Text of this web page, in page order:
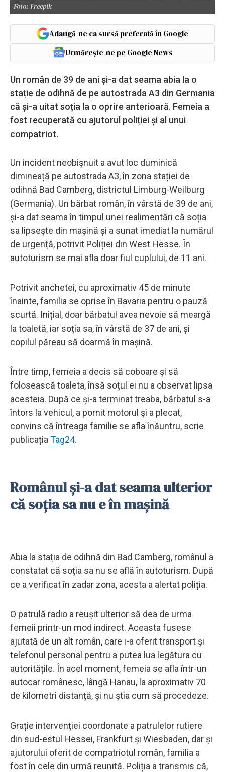
Foto: Freepik
Adaugă-ne ca sursă preferată în Google
Urmărește-ne pe Google News
Un român de 39 de ani și-a dat seama abia la o
stație de odihnă de pe autostrada A3 din Germania
că și-a uitat soția la o oprire anterioară. Femeia a
fost recuperată cu ajutorul poliției și al unui
compatriot.
Un incident neobișnuit a avut loc duminică
dimineață pe autostrada A3, în zona stației de
odihnă Bad Camberg, districtul Limburg-Weilburg
(Germania). Un bărbat român, în vârstă de 39 de ani,
și-a dat seama în timpul unei realimentări că soția
sa lipsește din mașină și a sunat imediat la numărul
de urgență, potrivit Poliției din West Hesse. În
autoturism se mai afla doar fiul cuplului, de 11 ani.
Potrivit anchetei, cu aproximativ 45 de minute
înainte, familia se oprise în Bavaria pentru o pauză
scurtă. Inițial, doar bărbatul avea nevoie să meargă
la toaletă, iar soția sa, în vârstă de 37 de ani, și
copilul păreau să doarmă în mașină.
Între timp, femeia a decis să coboare și să
folosească toaleta, însă soțul ei nu a observat lipsa
acesteia. După ce și-a terminat treaba, bărbatul s-a
întors la vehicul, a pornit motorul și a plecat,
convins că întreaga familie se afla înăuntru, scrie
publicația Tag24.
Românul și-a dat seama ulterior
că soția sa nu e în mașină
Abia la stația de odihnă din Bad Camberg, românul a
constatat că soția sa nu se află în autoturism. După
ce a verificat în zadar zona, acesta a alertat poliția.
O patrulă radio a reușit ulterior să dea de urma
femeii printr-un mod indirect. Aceasta fusese
ajutată de un alt român, care i-a oferit transport și
telefonul personal pentru a putea lua legătura cu
autoritățile. În acel moment, femeia se afla într-un
autocar românesc, lângă Hanau, la aproximativ 70
de kilometri distanță, și nu știa cum să procedeze.
Grație intervenției coordonate a patrulelor rutiere
din sud-estul Hessei, Frankfurt și Wiesbaden, dar și
ajutorului oferit de compatriotul român, familia a
fost în cele din urmă reunită. Poliția a transmis că,